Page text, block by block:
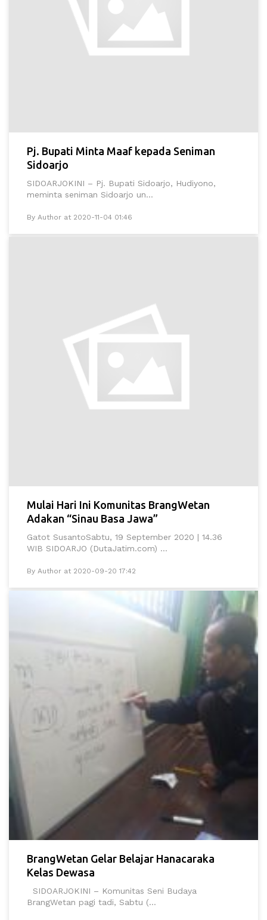
Pj. Bupati Minta Maaf kepada Seniman
Sidoarjo
SIDOARJOKINI – Pj. Bupati Sidoarjo, Hudiyono,
meminta seniman Sidoarjo un...
By Author at 2020-11-04 01:46
Mulai Hari Ini Komunitas BrangWetan
Adakan “Sinau Basa Jawa”
Gatot SusantoSabtu, 19 September 2020 | 14.36
WIB SIDOARJO (DutaJatim.com) ...
By Author at 2020-09-20 17:42
BrangWetan Gelar Belajar Hanacaraka
Kelas Dewasa
SIDOARJOKINI – Komunitas Seni Budaya
BrangWetan pagi tadi, Sabtu (...